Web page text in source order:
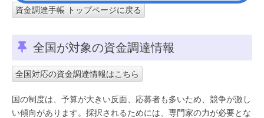
資金調達手帳 トップページに戻る
全国が対象の資金調達情報
全国対応の資金調達情報はこちら
国の制度は、予算が大きい反面、応募者も多いため、競争が激し
い傾向があります。採択されるためには、専門家の力が必要とな